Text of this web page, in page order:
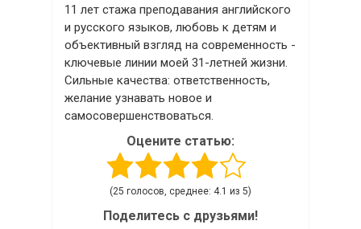
11 лет стажа преподавания английского
и русского языков, любовь к детям и
объективный взгляд на современность -
ключевые линии моей 31-летней жизни.
Сильные качества: ответственность,
желание узнавать новое и
самосовершенствоваться.
Оцените статью:
(25 голосов, среднее: 4.1 из 5)
Поделитесь с друзьями!